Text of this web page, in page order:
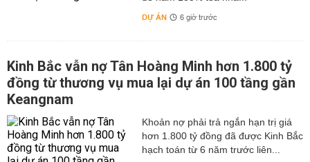
DỰ ÁN 6 giờ trước
Kinh Bắc vẫn nợ Tân Hoàng Minh hơn 1.800 tỷ
đồng từ thương vụ mua lại dự án 100 tầng gần
Keangnam
hơn 1.800 tỷ đồng đã được Kinh Bắc
hạch toán từ 6 năm trước liên...